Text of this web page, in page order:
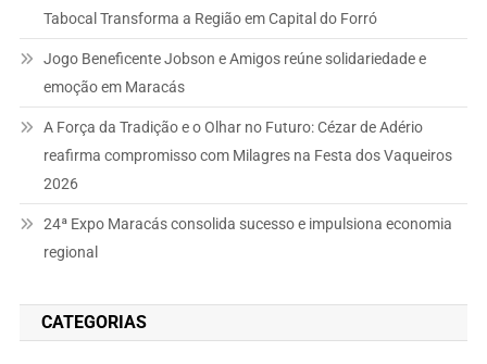
Tabocal Transforma a Região em Capital do Forró
Jogo Beneficente Jobson e Amigos reúne solidariedade e
emoção em Maracás
A Força da Tradição e o Olhar no Futuro: Cézar de Adério
reafirma compromisso com Milagres na Festa dos Vaqueiros
2026
24ª Expo Maracás consolida sucesso e impulsiona economia
regional
CATEGORIAS